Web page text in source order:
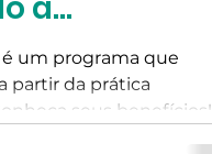
um programa que
partir da prática
seus benefícios!